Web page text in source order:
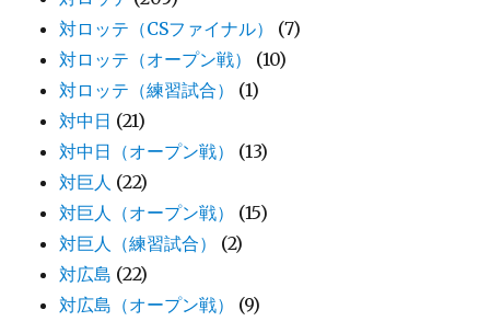
対ロッテ（CSファイナル）
(7)
対ロッテ（オープン戦）
(10)
対ロッテ（練習試合）
(1)
対中日 (21)
対中日（オープン戦）
(13)
対巨人 (22)
対巨人（オープン戦）
(15)
対巨人（練習試合）
(2)
対広島 (22)
対広島（オープン戦）
(9)